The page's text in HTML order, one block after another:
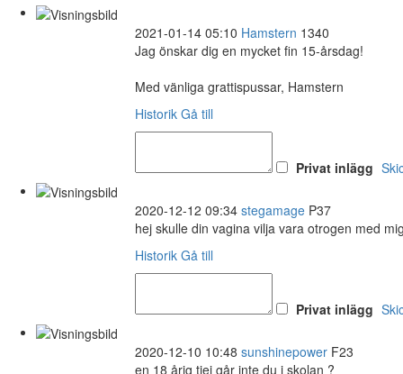
2021-01-14 05:10 Hamstern 1340
Jag önskar dig en mycket fin 15-årsdag!
Med vänliga grattispussar, Hamstern
Historik Gå till
Privat inlägg
2020-12-12 09:34 stegamage P37
hej skulle din vagina vilja vara otrogen med
Historik Gå till
Privat inlägg
2020-12-10 10:48 sunshinepower F23
en 18 årig tjej går inte du i skolan ?